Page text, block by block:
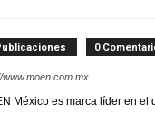
0
www.moen.com.mx
México es marca líder en